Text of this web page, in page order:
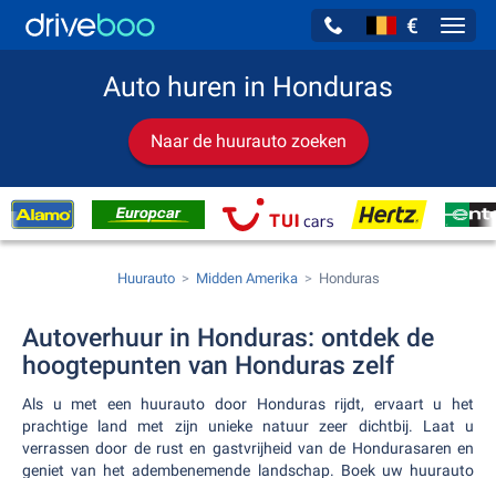
€
Auto huren in Honduras
Naar de huurauto zoeken
Huurauto Midden Amerika Honduras
Autoverhuur in Honduras: ontdek de
hoogtepunten van Honduras zelf
Als u met een huurauto door Honduras rijdt, ervaart u het
prachtige land met zijn unieke natuur zeer dichtbij. Laat u
verrassen door de rust en gastvrijheid van de Hondurasaren en
geniet van het adembenemende landschap. Boek uw huurauto